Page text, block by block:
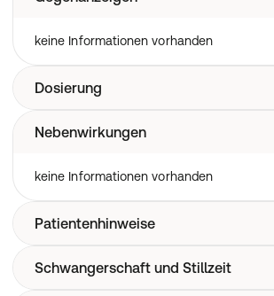
keine Informationen vorhanden
Dosierung
Vollbad: 3 Messbecher.
Nebenwirkungen
keine Informationen vorhanden
Patientenhinweise
Nur zur äußerlichen Anwendung bestimmt.
Schwangerschaft und Stillzeit